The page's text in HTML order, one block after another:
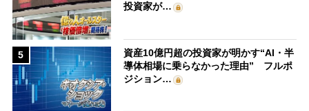
投資家が…
5
資産10億円超の投資家が明かす“AI・半
導体相場に乗らなかった理由” フルポ
ジション…